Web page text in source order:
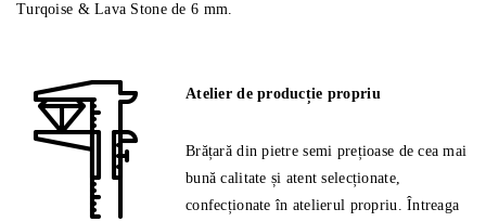
Turqoise & Lava Stone de 6 mm.
Atelier de producție propriu
Brățară din pietre semi prețioase de cea mai
bună calitate și atent selecționate,
confecționate în atelierul propriu. Întreaga